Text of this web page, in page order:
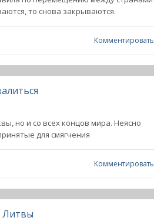
то снова закрываются.
Комментировать
но и со всех концов мира. Неясно
для смягчения
Комментировать
Литвы